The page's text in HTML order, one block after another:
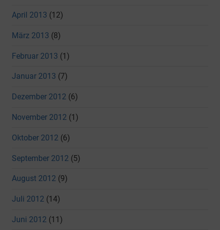
April 2013 (12)
März 2013 (8)
Februar 2013 (1)
Januar 2013 (7)
Dezember 2012 (6)
November 2012 (1)
Oktober 2012 (6)
September 2012 (5)
August 2012 (9)
Juli 2012 (14)
Juni 2012 (11)